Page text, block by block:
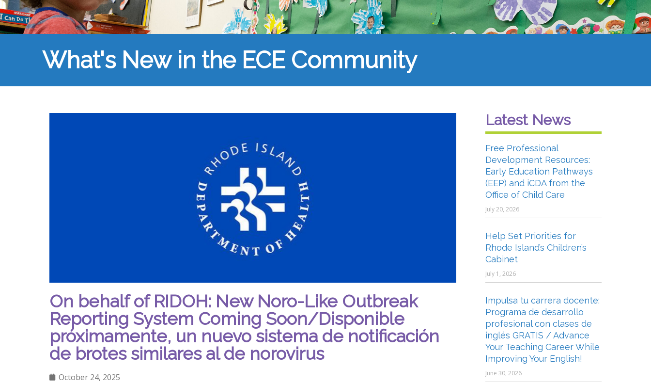
What's New in the ECE Community
On behalf of RIDOH: New Noro-Like Outbreak
Reporting System Coming Soon/Disponible
próximamente, un nuevo sistema de notificación
de brotes similares al de norovirus
October 24, 2025
Latest News
Free Professional
Development Resources:
Early Education Pathways
(EEP) and iCDA from the
Office of Child Care
July 20, 2026
Help Set Priorities for
Rhode Island’s Children’s
Cabinet
July 1, 2026
Impulsa tu carrera docente:
Programa de desarrollo
profesional con clases de
inglés GRATIS / Advance
Your Teaching Career While
Improving Your English!
June 30, 2026